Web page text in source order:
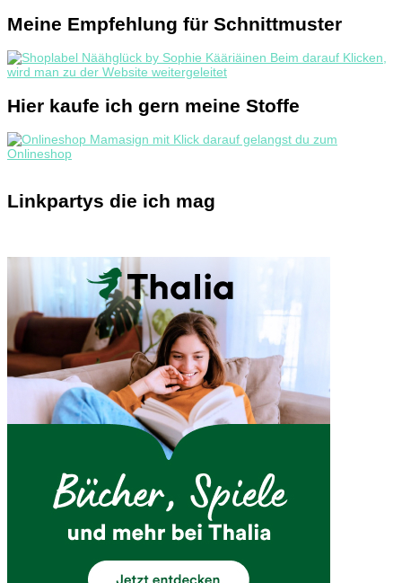
Meine Empfehlung für Schnittmuster
Hier kaufe ich gern meine Stoffe
Linkpartys die ich mag